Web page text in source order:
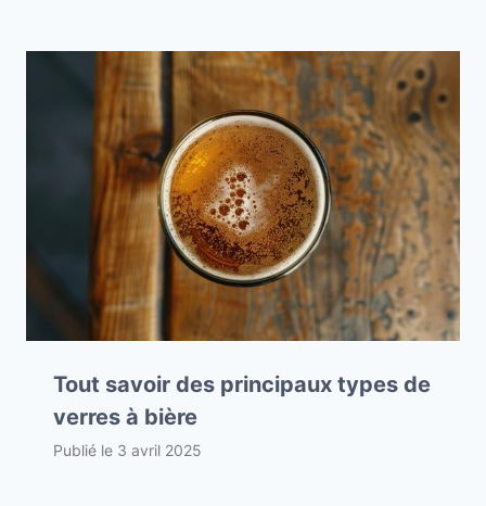
Tout savoir des principaux types de
verres à bière
Publié le 3 avril 2025